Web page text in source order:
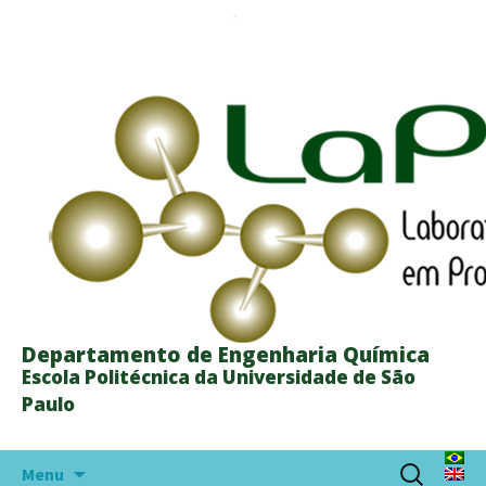
Departamento de Engenharia Química
Escola Politécnica da Universidade de São
Paulo
Menu
Search